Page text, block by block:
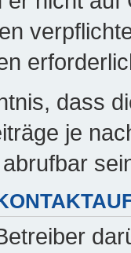
dass
je